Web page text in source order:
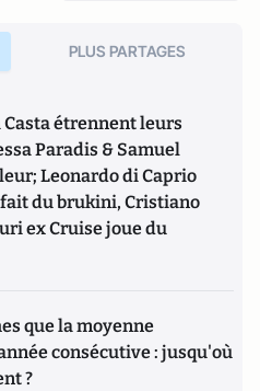
PLUS PARTAGES
étrennent leurs
Paradis & Samuel
Leonardo di Caprio
du brukini, Cristiano
ex Cruise joue du
que la moyenne
consécutive : jusqu'où
?